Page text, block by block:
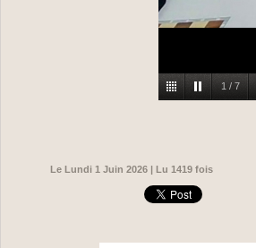
1 / 7
Le Lundi 1 Juin 2026 | Lu 1419 fois